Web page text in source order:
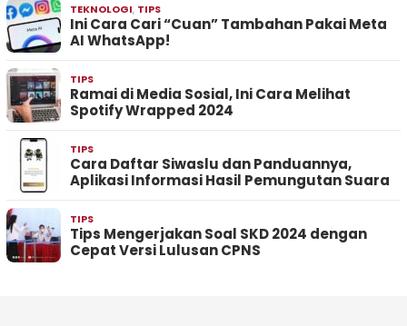
TEKNOLOGI, TIPS
Ini Cara Cari “Cuan” Tambahan Pakai Meta
AI WhatsApp!
TIPS
Ramai di Media Sosial, Ini Cara Melihat
Spotify Wrapped 2024
TIPS
Cara Daftar Siwaslu dan Panduannya,
Aplikasi Informasi Hasil Pemungutan Suara
TIPS
Tips Mengerjakan Soal SKD 2024 dengan
Cepat Versi Lulusan CPNS